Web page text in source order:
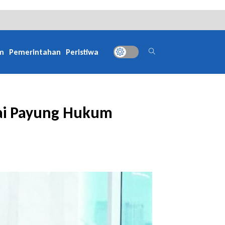
Pemerintahan Peristiwa
Payung Hukum